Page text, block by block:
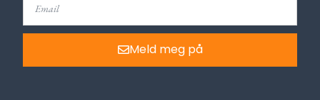
Meld meg på